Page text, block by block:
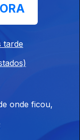
canções, vamos
entre os
tarde
onde ficou,